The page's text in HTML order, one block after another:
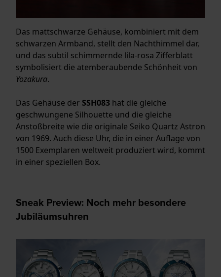
Das mattschwarze Gehäuse, kombiniert mit dem
schwarzen Armband, stellt den Nachthimmel dar,
und das subtil schimmernde lila-rosa Zifferblatt
symbolisiert die atemberaubende Schönheit von
Yozakura.
Das Gehäuse der SSH083 hat die gleiche
geschwungene Silhouette und die gleiche
Anstoßbreite wie die originale Seiko Quartz Astron
von 1969. Auch diese Uhr, die in einer Auflage von
1500 Exemplaren weltweit produziert wird, kommt
in einer speziellen Box.
Sneak Preview: Noch mehr besondere
Jubiläumsuhren